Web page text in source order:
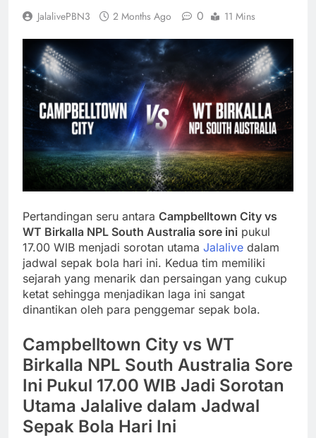
JalalivePBN3 2 Months Ago 0 11 Mins
Pertandingan seru antara Campbelltown City vs
WT Birkalla NPL South Australia sore ini pukul
17.00 WIB menjadi sorotan utama Jalalive dalam
jadwal sepak bola hari ini. Kedua tim memiliki
sejarah yang menarik dan persaingan yang cukup
ketat sehingga menjadikan laga ini sangat
dinantikan oleh para penggemar sepak bola.
Campbelltown City vs WT
Birkalla NPL South Australia Sore
Ini Pukul 17.00 WIB Jadi Sorotan
Utama Jalalive dalam Jadwal
Sepak Bola Hari Ini